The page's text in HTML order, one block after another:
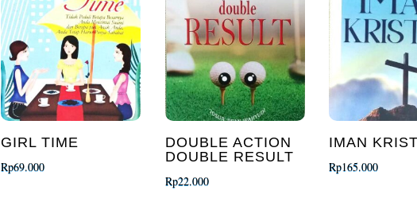
GIRL TIME
Rp69.000
DOUBLE ACTION
DOUBLE RESULT
Rp22.000
IMAN
Rp165.000